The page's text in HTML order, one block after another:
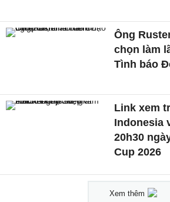
Ông
chọn làm
Tình báo
Link xem
Indonesia
20h30
Cup 2026
Xem thêm